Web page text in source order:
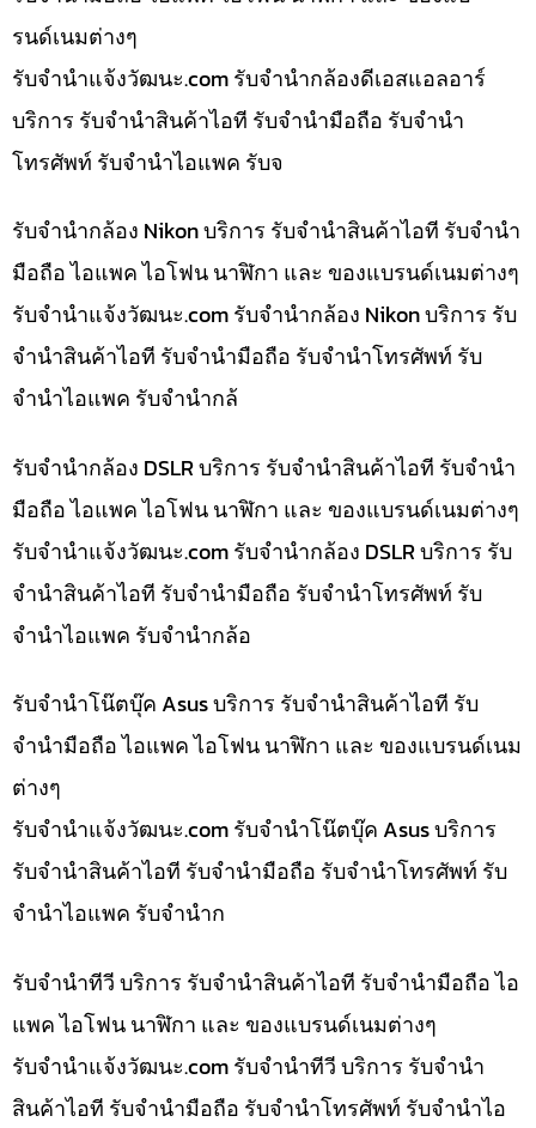
รนด์เนมต่างๆ
รับจํานําแจ้งวัฒนะ.com รับจำนำกล้องดีเอสแอลอาร์
บริการ รับจำนำสินค้าไอที รับจำนำมือถือ รับจำนำ
โทรศัพท์ รับจำนำไอแพค รับจ
รับจำนำกล้อง Nikon บริการ รับจำนำสินค้าไอที รับจำนำ
มือถือ ไอแพค ไอโฟน นาฬิกา และ ของแบรนด์เนมต่างๆ
รับจํานําแจ้งวัฒนะ.com รับจำนำกล้อง Nikon บริการ รับ
จำนำสินค้าไอที รับจำนำมือถือ รับจำนำโทรศัพท์ รับ
จำนำไอแพค รับจำนำกล้
รับจำนำกล้อง DSLR บริการ รับจำนำสินค้าไอที รับจำนำ
มือถือ ไอแพค ไอโฟน นาฬิกา และ ของแบรนด์เนมต่างๆ
รับจํานําแจ้งวัฒนะ.com รับจำนำกล้อง DSLR บริการ รับ
จำนำสินค้าไอที รับจำนำมือถือ รับจำนำโทรศัพท์ รับ
จำนำไอแพค รับจำนำกล้อ
รับจำนำโน๊ตบุ๊ค Asus บริการ รับจำนำสินค้าไอที รับ
จำนำมือถือ ไอแพค ไอโฟน นาฬิกา และ ของแบรนด์เนม
ต่างๆ
รับจํานําแจ้งวัฒนะ.com รับจำนำโน๊ตบุ๊ค Asus บริการ
รับจำนำสินค้าไอที รับจำนำมือถือ รับจำนำโทรศัพท์ รับ
จำนำไอแพค รับจำนำก
รับจำนำทีวี บริการ รับจำนำสินค้าไอที รับจำนำมือถือ ไอ
แพค ไอโฟน นาฬิกา และ ของแบรนด์เนมต่างๆ
รับจํานําแจ้งวัฒนะ.com รับจำนำทีวี บริการ รับจำนำ
สินค้าไอที รับจำนำมือถือ รับจำนำโทรศัพท์ รับจำนำไอ